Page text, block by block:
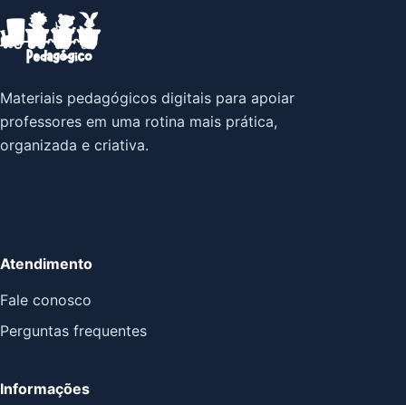
Materiais pedagógicos digitais para apoiar
professores em uma rotina mais prática,
organizada e criativa.
Atendimento
Fale conosco
Perguntas frequentes
Informações